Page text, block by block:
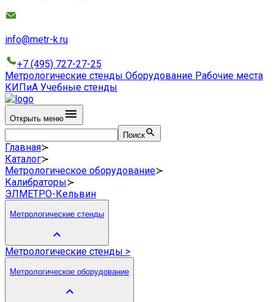
info@metr-k.ru
+7 (495) 727-27-25
Метрологические стенды Оборудование Рабочие места
КИПиА Учебные стенды
Открыть меню
Поиск
Главная≻
Каталог≻
Метрологическое оборудование≻
Калибраторы≻
ЭЛМЕТРО-Кельвин
Метрологические стенды
Метрологические стенды >
Метрологическое оборудование